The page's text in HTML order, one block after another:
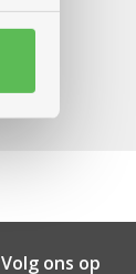
Volg ons op